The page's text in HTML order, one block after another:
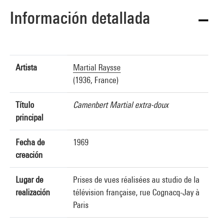
Información detallada
Artista
Martial Raysse
(1936, France)
Título
principal
Camenbert Martial extra-doux
Fecha de
creación
1969
Lugar de
realización
Prises de vues réalisées au studio de la
télévision française, rue Cognacq-Jay à
Paris